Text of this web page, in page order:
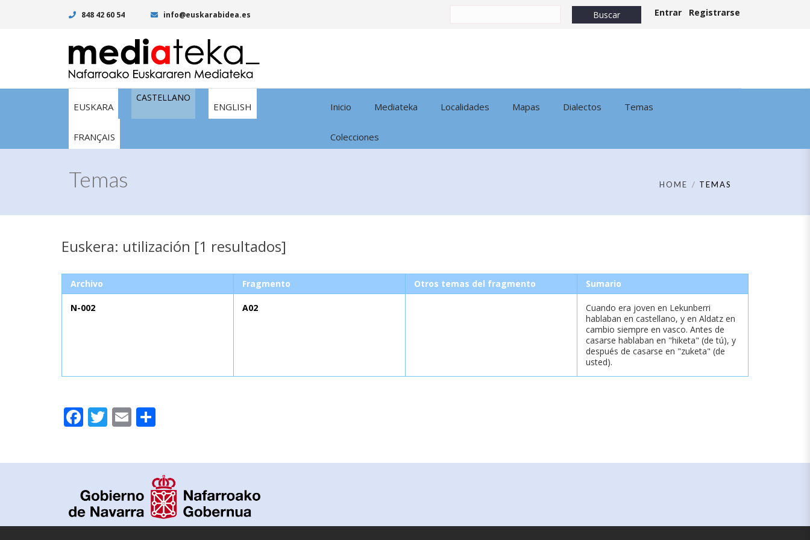
848 42 60 54 info@euskarabidea.es Entrar Registrarse
EUSKARA
CASTELLANO
ENGLISH
FRANÇAIS
Inicio Mediateka Localidades Mapas Dialectos Temas
Colecciones
Temas HOME TEMAS
Euskera: utilización [1 resultados]
Archivo Fragmento Otros temas del fragmento Sumario
N-002 A02
Cuando era joven en Lekunberri
hablaban en castellano, y en Aldatz en
cambio siempre en vasco. Antes de
casarse hablaban en "hiketa" (de tú), y
después de casarse en "zuketa" (de
usted).
Facebook
Twitter
Email